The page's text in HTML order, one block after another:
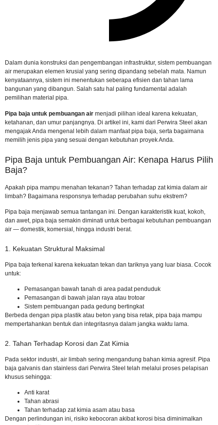
Dalam dunia konstruksi dan pengembangan infrastruktur, sistem pembuangan
air merupakan elemen krusial yang sering dipandang sebelah mata. Namun
kenyataannya, sistem ini menentukan seberapa efisien dan tahan lama
bangunan yang dibangun. Salah satu hal paling fundamental adalah
pemilihan material pipa.
Pipa baja untuk pembuangan air menjadi pilihan ideal karena kekuatan,
ketahanan, dan umur panjangnya. Di artikel ini, kami dari Perwira Steel akan
mengajak Anda mengenal lebih dalam manfaat pipa baja, serta bagaimana
memilih jenis pipa yang sesuai dengan kebutuhan proyek Anda.
Pipa Baja untuk Pembuangan Air: Kenapa Harus Pilih
Baja?
Apakah pipa mampu menahan tekanan? Tahan terhadap zat kimia dalam air
limbah? Bagaimana responsnya terhadap perubahan suhu ekstrem?
Pipa baja menjawab semua tantangan ini. Dengan karakteristik kuat, kokoh,
dan awet, pipa baja semakin diminati untuk berbagai kebutuhan pembuangan
air — domestik, komersial, hingga industri berat.
1. Kekuatan Struktural Maksimal
Pipa baja terkenal karena kekuatan tekan dan tariknya yang luar biasa. Cocok
untuk:
Pemasangan bawah tanah di area padat penduduk
Pemasangan di bawah jalan raya atau trotoar
Sistem pembuangan pada gedung bertingkat
Berbeda dengan pipa plastik atau beton yang bisa retak, pipa baja mampu
mempertahankan bentuk dan integritasnya dalam jangka waktu lama.
2. Tahan Terhadap Korosi dan Zat Kimia
Pada sektor industri, air limbah sering mengandung bahan kimia agresif. Pipa
baja galvanis dan stainless dari Perwira Steel telah melalui proses pelapisan
khusus sehingga:
Anti karat
Tahan abrasi
Tahan terhadap zat kimia asam atau basa
Dengan perlindungan ini, risiko kebocoran akibat korosi bisa diminimalkan